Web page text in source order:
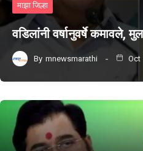
माझा जिल्हा
वडिलांनी वर्षानुवर्षे कमावले,
By mnewsmarathi Oct